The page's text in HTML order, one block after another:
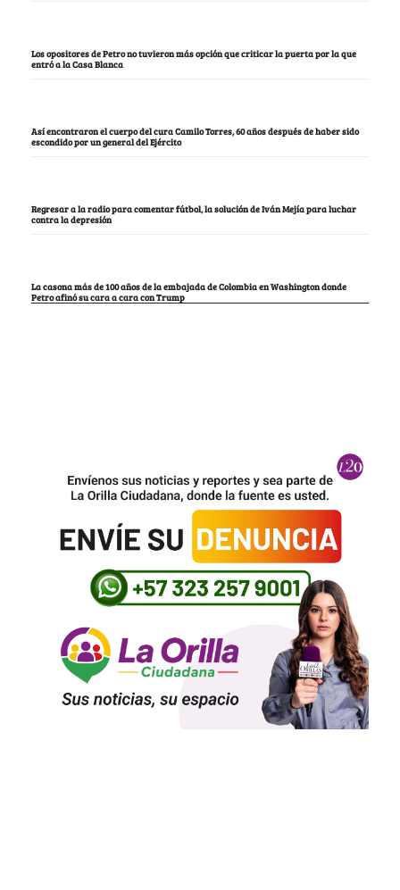
Los opositores de Petro no tuvieron más opción que criticar la puerta por la que
entró a la Casa Blanca
Así encontraron el cuerpo del cura Camilo Torres, 60 años después de haber sido
escondido por un general del Ejército
Regresar a la radio para comentar fútbol, la solución de Iván Mejía para luchar
contra la depresión
La casona más de 100 años de la embajada de Colombia en Washington donde
Petro afinó su cara a cara con Trump